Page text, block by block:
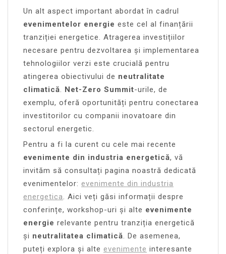
Un alt aspect important abordat în cadrul
evenimentelor energie este cel al finanțării
tranziției energetice. Atragerea investițiilor
necesare pentru dezvoltarea și implementarea
tehnologiilor verzi este crucială pentru
atingerea obiectivului de neutralitate
climatică. Net-Zero Summit-urile, de
exemplu, oferă oportunități pentru conectarea
investitorilor cu companii inovatoare din
sectorul energetic.
Pentru a fi la curent cu cele mai recente
evenimente din industria energetică, vă
invităm să consultați pagina noastră dedicată
evenimentelor: evenimente din industria
energetica. Aici veți găsi informații despre
conferințe, workshop-uri și alte evenimente
energie relevante pentru tranziția energetică
și neutralitatea climatică. De asemenea,
puteți explora și alte evenimente interesante